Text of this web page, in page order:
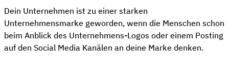
Dein Unternehmen ist zu einer starken
Unternehmensmarke geworden, wenn die Menschen schon
beim Anblick des Unternehmens-Logos oder einem Posting
auf den Social Media Kanälen an deine Marke denken.